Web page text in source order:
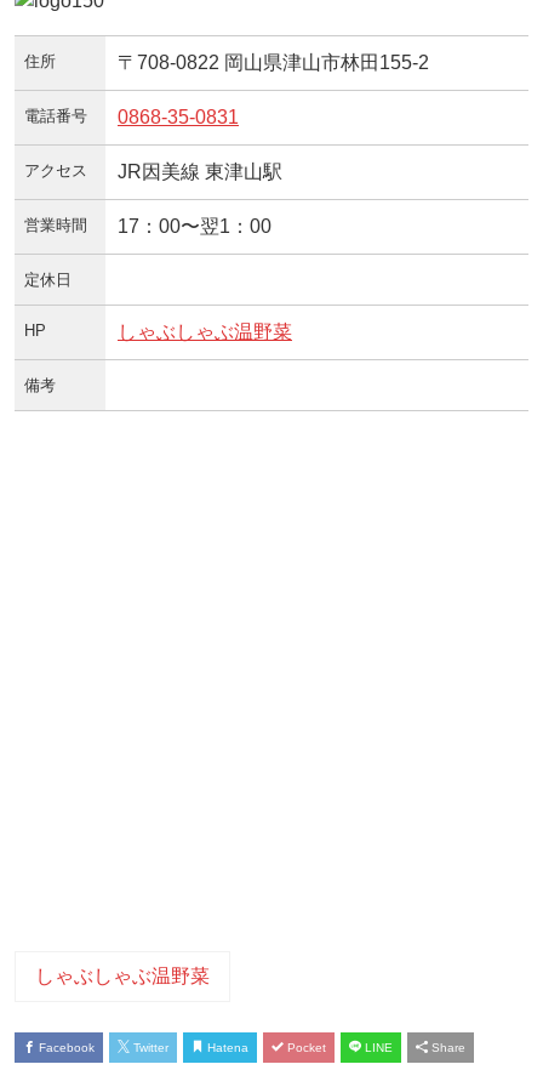
住所 〒708-0822 岡山県津山市林田155-2
電話番号 0868-35-0831
アクセス JR因美線 東津山駅
営業時間 17：00〜翌1：00
定休日
HP しゃぶしゃぶ温野菜
備考
しゃぶしゃぶ温野菜
Facebook Twitter Hatena Pocket LINE Share